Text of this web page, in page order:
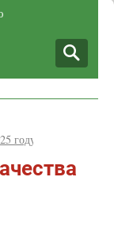
году